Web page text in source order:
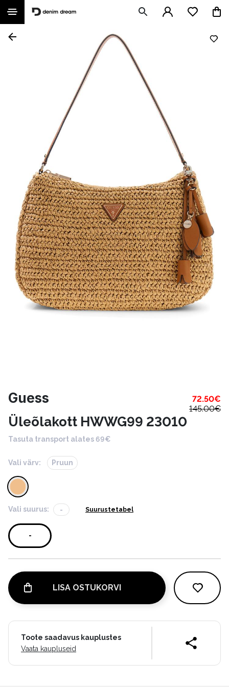
Guess 72.50€
145.00€
Üleõlakott HWWG99 23010
Tasuta transport alates 69€
Vali värv: Pruun
Vali suurus: - Suurustetabel
-
LISA OSTUKORVI
Toote saadavus kauplustes
Vaata kaupluseid